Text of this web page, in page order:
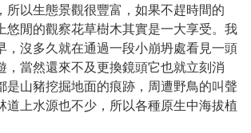
所以生態景觀很豐富，如果不趕時間的
悠閒的觀察花草樹木其實是一大享受。我
，沒多久就在通過一段小崩坍處看見一頭
，當然還來不及更換鏡頭它也就立刻消
是山豬挖掘地面的痕跡，周遭野鳥的叫聲
道上水源也不少，所以各種原生中海拔植